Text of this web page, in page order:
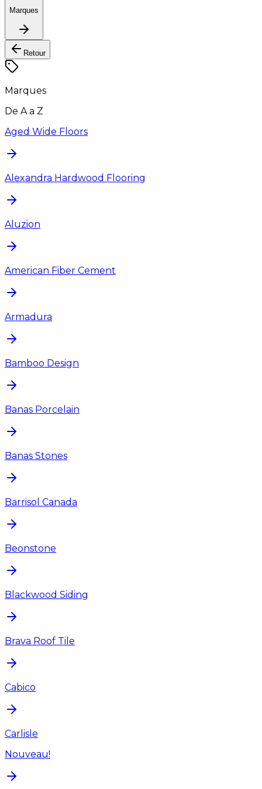
Marques
Retour
Marques
De A a Z
Aged Wide Floors
Alexandra Hardwood Flooring
Aluzion
American Fiber Cement
Armadura
Bamboo Design
Banas Porcelain
Banas Stones
Barrisol Canada
Beonstone
Blackwood Siding
Brava Roof Tile
Cabico
Carlisle
Nouveau!